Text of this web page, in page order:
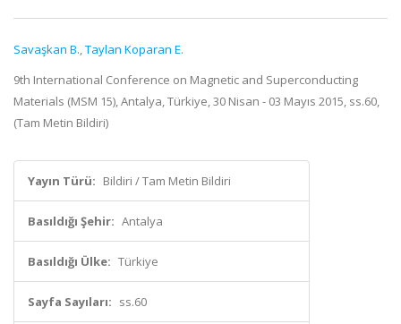
Savaşkan B.,Taylan Koparan E.
9th International Conference on Magnetic and Superconducting
Materials (MSM 15), Antalya, Türkiye, 30 Nisan - 03 Mayıs 2015, ss.60,
(Tam Metin Bildiri)
Yayın Türü: Bildiri / Tam Metin Bildiri
Basıldığı Şehir: Antalya
Basıldığı Ülke: Türkiye
Sayfa Sayıları: ss.60